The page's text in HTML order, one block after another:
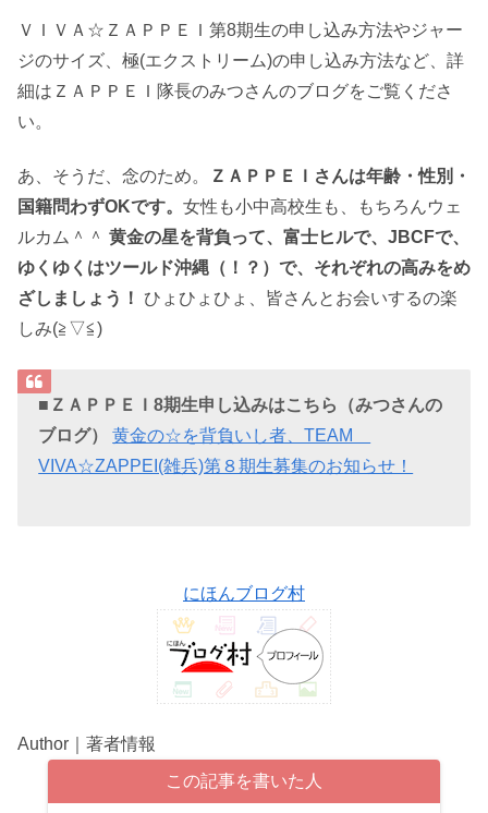
ＶＩＶＡ☆ＺＡＰＰＥＩ第8期生の申し込み方法やジャー
ジのサイズ、極(エクストリーム)の申し込み方法など、詳
細はＺＡＰＰＥＩ隊長のみつさんのブログをご覧くださ
い。
あ、そうだ、念のため。
ＺＡＰＰＥＩさんは年齢・性別・
国籍問わずOKです。 女性も小中高校生も、もちろんウェ
ルカム＾＾ 黄金の星を背負って、富士ヒルで、JBCFで、
ゆくゆくはツールド沖縄（！？）で、それぞれの高みをめ
ざしましょう！ ひょひょひょ、皆さんとお会いするの楽
しみ(≧▽≦)
■ＺＡＰＰＥＩ8期生申し込みはこちら（みつさんの
ブログ）
黄金の☆を背負いし者、TEAM
VIVA☆ZAPPEI(雑兵)第８期生募集のお知らせ！
にほんブログ村
Author｜著者情報
この記事を書いた人